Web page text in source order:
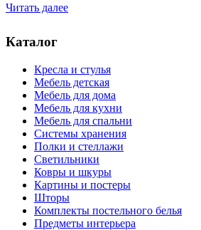
Читать далее
Каталог
Кресла и стулья
Мебель детская
Мебель для дома
Мебель для кухни
Мебель для спальни
Системы хранения
Полки и стеллажи
Светильники
Ковры и шкуры
Картины и постеры
Шторы
Комплекты постельного белья
Предметы интерьера